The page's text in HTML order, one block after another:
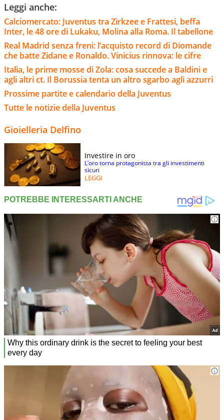
Leggi anche:
Calciomercato: Juventus tra Zirkzee e Frattesi, beffa
Inter, le 48 ore di Lukaku, Molina alla Roma. Il tabellone
Real Madrid senza freni: l’acquisto record di Diomande
che batte Zidane e Ronaldo. Vinicius rinnova: le cifre
Italia, le prime mosse di Zola: cosa succede a Baldini e
agli altri ct. Il Borussia tenta un altro sgarbo agli azzurri
Prossime partite e calendario della Juventus
Tutte le notizie della Juventus
Gioielleria Delfino
Investire in oro
L’oro torna protagonista tra gli investimenti
sicuri
LEGGI